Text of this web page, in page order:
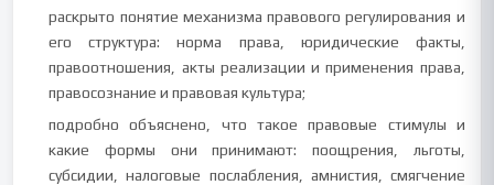
раскрыто понятие механизма правового регулирования и
его структура: норма права, юридические факты,
правоотношения, акты реализации и применения права,
правосознание и правовая культура;
подробно объяснено, что такое правовые стимулы и
какие формы они принимают: поощрения, льготы,
субсидии, налоговые послабления, амнистия, смягчение